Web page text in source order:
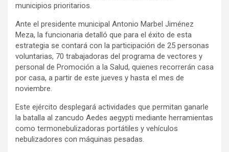
municipios prioritarios.
Ante el presidente municipal Antonio Marbel Jiménez
Meza, la funcionaria detalló que para el éxito de esta
estrategia se contará con la participación de 25 personas
voluntarias, 70 trabajadoras del programa de vectores y
personal de Promoción a la Salud, quienes recorrerán casa
por casa, a partir de este jueves y hasta el mes de
noviembre.
Este ejército desplegará actividades que permitan ganarle
la batalla al zancudo Aedes aegypti mediante herramientas
como termonebulizadoras portátiles y vehículos
nebulizadores con máquinas pesadas.